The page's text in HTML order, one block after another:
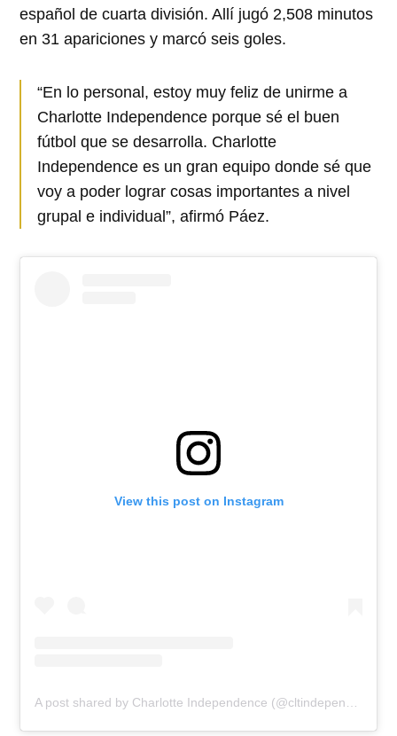
español de cuarta división. Allí jugó 2,508 minutos
en 31 apariciones y marcó seis goles.
“En lo personal, estoy muy feliz de unirme a
Charlotte Independence porque sé el buen
fútbol que se desarrolla. Charlotte
Independence es un gran equipo donde sé que
voy a poder lograr cosas importantes a nivel
grupal e individual”, afirmó Páez.
View this post on Instagram